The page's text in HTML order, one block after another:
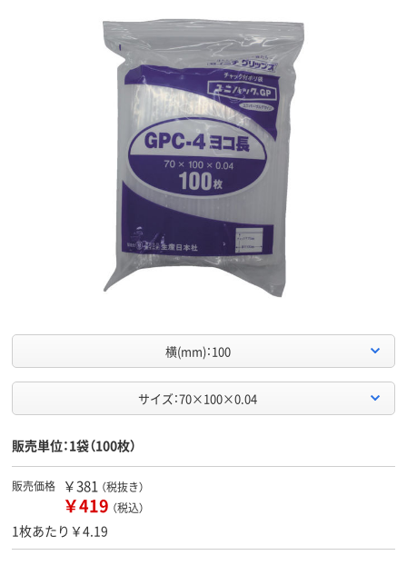
横(mm)：100
サイズ：70×100×0.04
販売単位：1袋（100枚）
販売価格 ￥381 （税抜き）
￥419 （税込）
1枚あたり￥4.19